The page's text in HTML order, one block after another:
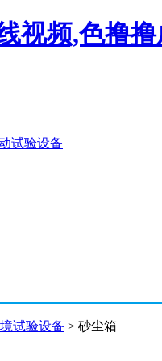
视频,色撸
试验设备
试验设备 > 砂尘箱